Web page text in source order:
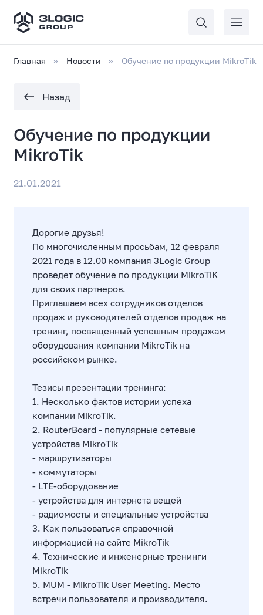
Главная Новости Обучение по продукции MikroTik
Назад
Обучение по продукции
MikroTik
21.01.2021
Дорогие друзья!
По многочисленным просьбам, 12 февраля
2021 года в 12.00 компания 3Logic Group
проведет обучение по продукции MikroTiK
для своих партнеров.
Приглашаем всех сотрудников отделов
продаж и руководителей отделов продаж на
тренинг, посвященный успешным продажам
оборудования компании MikroTik на
российском рынке.
Тезисы презентации тренинга:
1. Несколько фактов истории успеха
компании MikroTik.
2. RouterBoard - популярные сетевые
устройства MikroTik
- маршрутизаторы
- коммутаторы
- LTE-оборудование
- устройства для интернета вещей
- радиомосты и специальные устройства
3. Как пользоваться справочной
информацией на сайте MikroTik
4. Технические и инженерные тренинги
MikroTik
5. MUM - MikroTik User Meeting. Место
встречи пользователя и производителя.